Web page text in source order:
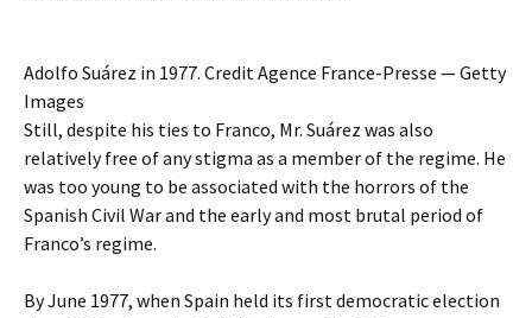
Adolfo Suárez in 1977. Credit Agence France-Presse — Getty
Images
Still, despite his ties to Franco, Mr. Suárez was also
relatively free of any stigma as a member of the regime. He
was too young to be associated with the horrors of the
Spanish Civil War and the early and most brutal period of
Franco’s regime.
By June 1977, when Spain held its first democratic election